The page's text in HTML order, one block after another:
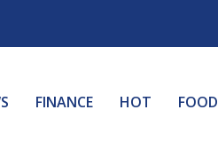
FINANCE HOT FOOD